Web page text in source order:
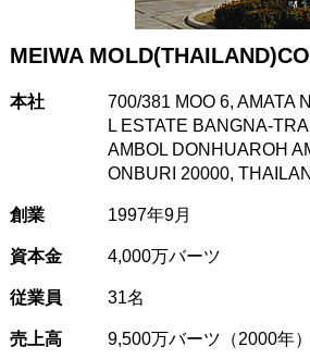
MEIWA
本社
700/381 MOO 6, AMATA
L ESTATE BANGNA-
AMBOL DONHUAROH
ONBURI 20000,
創業 1997年9月
資本金 4,000万バーツ
従業員 31名
売上高 9,500万バーツ（2000年）